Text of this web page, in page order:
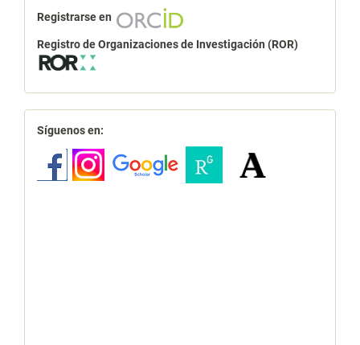
Registrarse en
Registro de Organizaciones de Investigación (ROR)
redes
Síguenos en: